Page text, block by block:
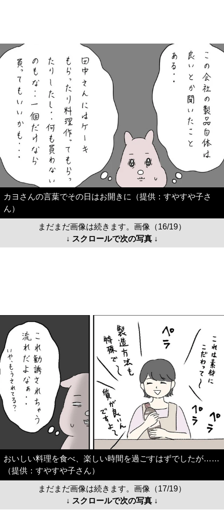
カヨさんの言葉でその日はお開きに（提供：すやすや子さ
ん）
まだまだ画像は続きます。画像（16/19）
↓ スクロールで次の写真 ↓
おいしい料理を食べ、楽しい時間を過ごすはずでしたが……
（提供：すやすや子さん）
まだまだ画像は続きます。画像（17/19）
↓ スクロールで次の写真 ↓